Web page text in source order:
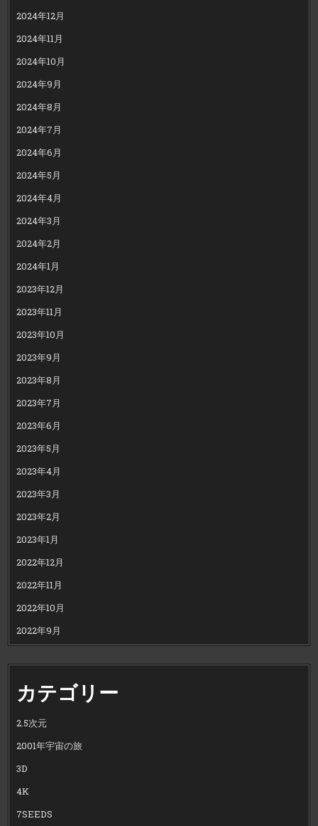
2024年12月
2024年11月
2024年10月
2024年9月
2024年8月
2024年7月
2024年6月
2024年5月
2024年4月
2024年3月
2024年2月
2024年1月
2023年12月
2023年11月
2023年10月
2023年9月
2023年8月
2023年7月
2023年6月
2023年5月
2023年4月
2023年3月
2023年2月
2023年1月
2022年12月
2022年11月
2022年10月
2022年9月
カテゴリー
2.5次元
2001年宇宙の旅
3D
4K
7SEEDS